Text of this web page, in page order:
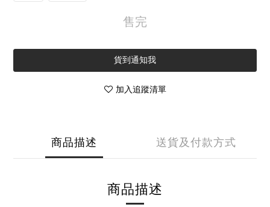
售完
貨到通知我
加入追蹤清單
商品描述 送貨及付款方式
商品描述